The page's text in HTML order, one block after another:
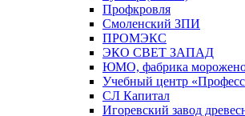
Профкровля
Смоленский ЗПИ
ПРОМЭКС
ЭКО СВЕТ ЗАПАД
ЮМО, фабрика
Учебный центр
СЛ Капитал
Игоревский завод